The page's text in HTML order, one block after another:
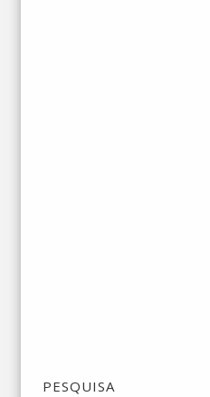
PESQUISA